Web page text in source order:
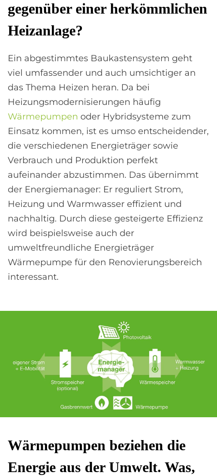
ge­gen­über ei­ner her­kömm­li­chen
Heiz­an­la­ge?
Ein abgestimmtes Baukastensystem geht
viel umfassender und auch umsichtiger an
das Thema Heizen heran. Da bei
Heizungsmodernisierungen häufig
Wärmepumpen oder Hybridsysteme zum
Einsatz kommen, ist es umso entscheidender,
die verschiedenen Energieträger sowie
Verbrauch und Produktion perfekt
aufeinander abzustimmen. Das übernimmt
der Energiemanager: Er reguliert Strom,
Heizung und Warmwasser effizient und
nachhaltig. Durch diese gesteigerte Effizienz
wird beispielsweise auch der
umweltfreundliche Energieträger
Wärmepumpe für den Renovierungsbereich
interessant.
Wär­me­pum­pen be­zie­hen die
En­er­gie aus der Um­welt. Was,